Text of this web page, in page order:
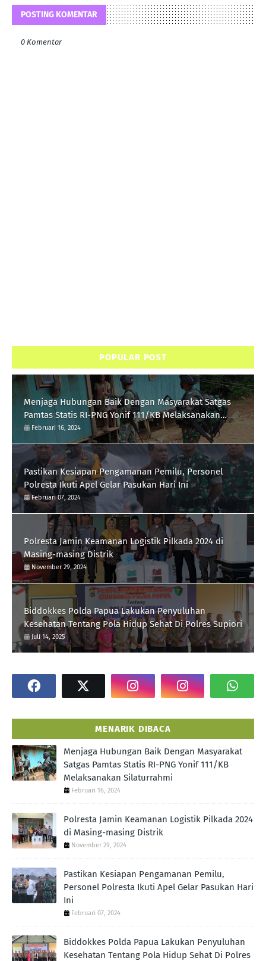
POSTING KOMENTAR
0 Komentar
POPULAR POST
Menjaga Hubungan Baik Dengan Masyarakat Satgas
Pamtas Statis RI-PNG Yonif 111/KB Melaksanakan
Silaturrahmi
Februari 16, 2024
Pastikan Kesiapan Pengamanan Pemilu, Personel
Polresta Ikuti Apel Gelar Pasukan Hari Ini
Februari 07, 2024
Polresta Jamin Keamanan Logistik Pilkada 2024 di
Masing-masing Distrik
November 29, 2024
Biddokkes Polda Papua Lakukan Penyuluhan
Kesehatan Tentang Pola Hidup Sehat Di Polres Supiori
Juli 14, 2025
MENARIK DIBACA
Menjaga Hubungan Baik Dengan Masyarakat
Satgas Pamtas Statis RI-PNG Yonif 111/KB
Melaksanakan Silaturrahmi
Februari 16, 2024
Polresta Jamin Keamanan Logistik Pilkada 2024
di Masing-masing Distrik
November 29, 2024
Pastikan Kesiapan Pengamanan Pemilu,
Personel Polresta Ikuti Apel Gelar Pasukan Hari
Ini
Februari 07, 2024
Biddokkes Polda Papua Lakukan Penyuluhan
Kesehatan Tentang Pola Hidup Sehat Di Polres